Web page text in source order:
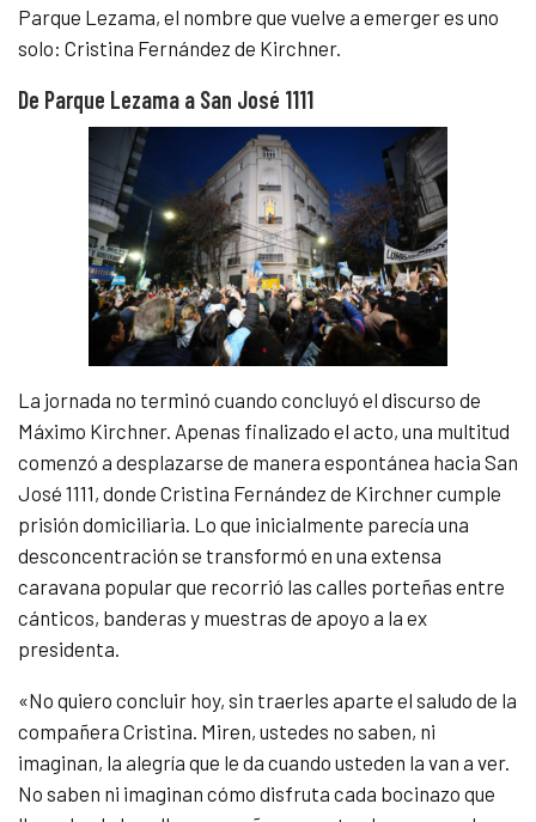
Parque Lezama, el nombre que vuelve a emerger es uno
solo: Cristina Fernández de Kirchner.
De Parque Lezama a San José 1111
La jornada no terminó cuando concluyó el discurso de
Máximo Kirchner. Apenas finalizado el acto, una multitud
comenzó a desplazarse de manera espontánea hacia San
José 1111, donde Cristina Fernández de Kirchner cumple
prisión domiciliaria. Lo que inicialmente parecía una
desconcentración se transformó en una extensa
caravana popular que recorrió las calles porteñas entre
cánticos, banderas y muestras de apoyo a la ex
presidenta.
«No quiero concluir hoy, sin traerles aparte el saludo de la
compañera Cristina. Miren, ustedes no saben, ni
imaginan, la alegría que le da cuando usteden la van a ver.
No saben ni imaginan cómo disfruta cada bocinazo que